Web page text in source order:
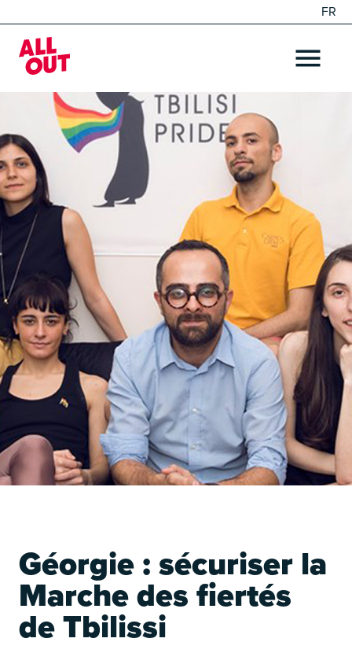
FR
Home
OPEN
Géorgie : sécuriser la
Marche des fiertés
de Tbilissi